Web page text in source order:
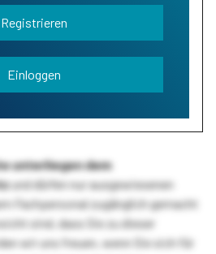
Registrieren
Einloggen
unterliegen dem
und dürfen nur ausgewiesenen
Fachpersonal zugänglich gemacht
sind, dass Sie zu dieser
wir uns freuen, wenn Sie sich für